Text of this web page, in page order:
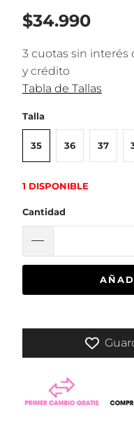
$34.990
3 cuotas sin interés
y crédito
Tabla de Tallas
Talla
35 36 37
1 DISPONIBLE
Cantidad